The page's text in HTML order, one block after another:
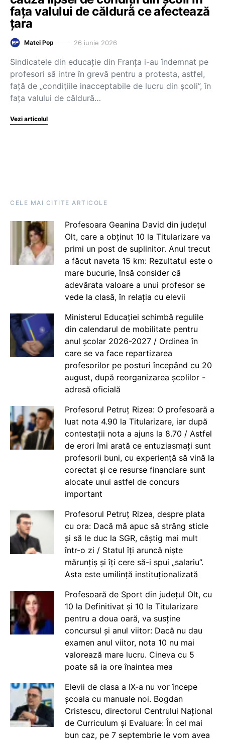
fața valului de căldură ce afectează
țara
Matei Pop 26 iunie 2026
Sindicatele din educație din Franța i-au îndemnat pe
profesori să intre în grevă pentru a protesta, astfel,
față de „condițiile inacceptabile de lucru din școli”, în
fața valului de căldură…
Vezi articolul
CELE MAI CITITE ARTICOLE
Profesoara Geanina David din județul
Olt, care a obținut 10 la Titularizare va
primi un post de suplinitor. Anul trecut
a făcut naveta 15 km: Rezultatul este o
mare bucurie, însă consider că
adevărata valoare a unui profesor se
vede la clasă, în relația cu elevii
Ministerul Educației schimbă regulile
din calendarul de mobilitate pentru
anul școlar 2026-2027 / Ordinea în
care se va face repartizarea
profesorilor pe posturi începând cu 20
august, după reorganizarea școlilor -
adresă oficială
Profesorul Petruț Rizea: O profesoară a
luat nota 4.90 la Titularizare, iar după
contestații nota a ajuns la 8.70 / Astfel
de erori îmi arată ce entuziasmați sunt
profesorii buni, cu experiență să vină la
corectat și ce resurse financiare sunt
alocate unui astfel de concurs
important
Profesorul Petruț Rizea, despre plata
cu ora: Dacă mă apuc să strâng sticle
și să le duc la SGR, câștig mai mult
într-o zi / Statul îți aruncă niște
mărunțiș și îți cere să-i spui „salariu”.
Asta este umilință instituționalizată
Profesoară de Sport din județul Olt, cu
10 la Definitivat și 10 la Titularizare
pentru a doua oară, va susține
concursul și anul viitor: Dacă nu dau
examen anul viitor, nota 10 nu mai
valorează mare lucru. Cineva cu 5
poate să ia ore înaintea mea
Elevii de clasa a IX-a nu vor începe
școala cu manuale noi. Bogdan
Cristescu, directorul Centrului Național
de Curriculum și Evaluare: În cel mai
bun caz, pe 7 septembrie le vom avea